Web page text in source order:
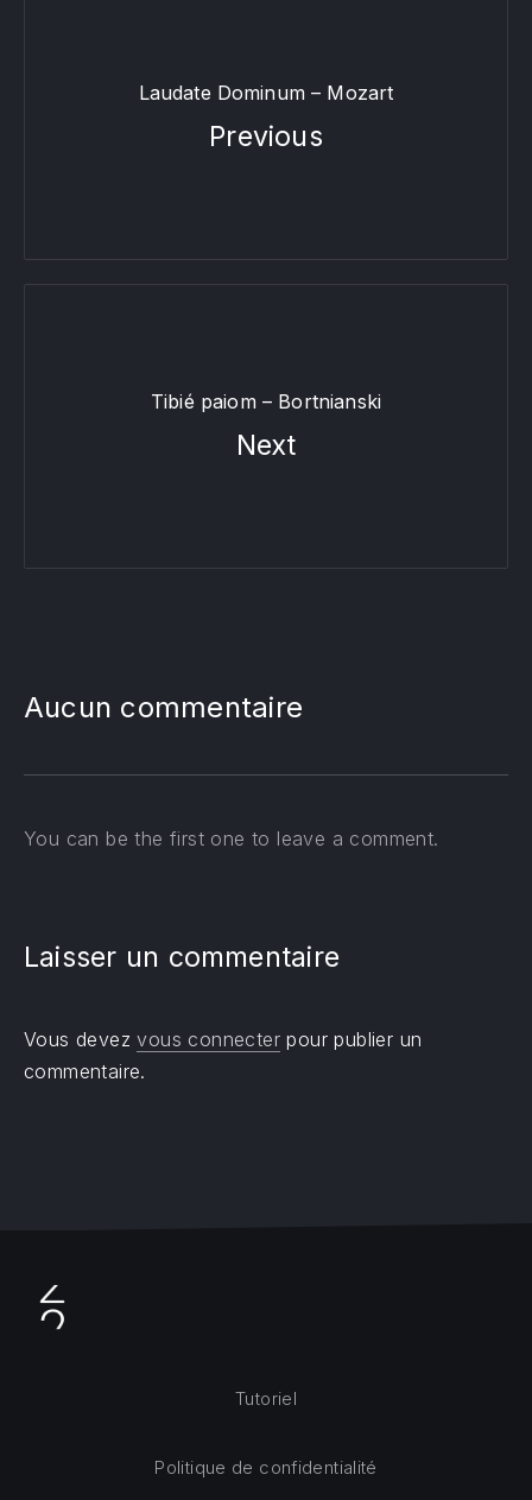
Laudate Dominum – Mozart
Previous
Tibié paiom – Bortnianski
Next
Aucun commentaire
You can be the first one to leave a comment.
Laisser un commentaire
Vous devezvous connecter pour publier un
commentaire.
Tutoriel
Politique de confidentialité